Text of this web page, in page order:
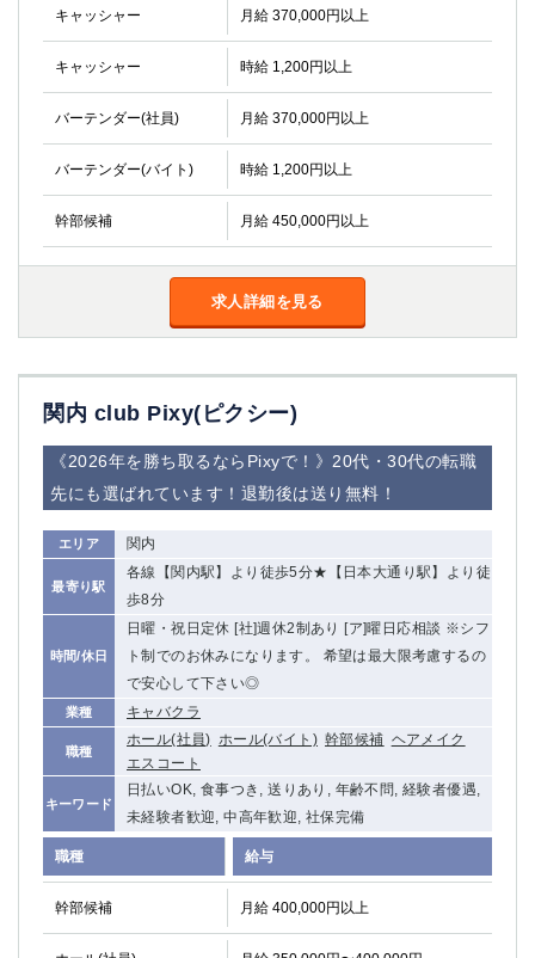
キャッシャー 月給 370,000円以上
キャッシャー 時給 1,200円以上
バーテンダー(社員) 月給 370,000円以上
バーテンダー(バイト) 時給 1,200円以上
幹部候補 月給 450,000円以上
求人詳細を見る
関内 club Pixy(ピクシー)
《2026年を勝ち取るならPixyで！》20代・30代の転職
先にも選ばれています！退勤後は送り無料！
エリア 関内
最寄り駅
各線【関内駅】より徒歩5分★【日本大通り駅】より徒
歩8分
時間/休日
日曜・祝日定休 [社]週休2制あり [ア]曜日応相談 ※シフ
ト制でのお休みになります。 希望は最大限考慮するの
で安心して下さい◎
業種 キャバクラ
職種
ホール(社員) ホール(バイト) 幹部候補 ヘアメイク
エスコート
キーワード
日払いOK, 食事つき, 送りあり, 年齢不問, 経験者優遇,
未経験者歓迎, 中高年歓迎, 社保完備
職種 給与
幹部候補 月給 400,000円以上